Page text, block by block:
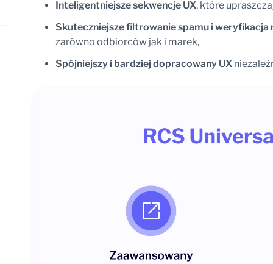
Inteligentniejsze sekwencje UX, które
Skuteczniejsze filtrowanie spamu i weryfikacja
zarówno odbiorców jak i marek,
Spójniejszy i bardziej dopracowany UX